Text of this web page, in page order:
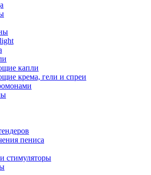
капли
крема, гели и спреи
пениса
стимуляторы